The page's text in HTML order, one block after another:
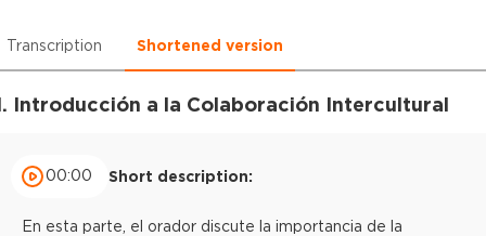
Transcription Shortened version
Introducción a la Colaboración Intercultural
00:00 Short description:
En esta parte, el orador discute la importancia de la